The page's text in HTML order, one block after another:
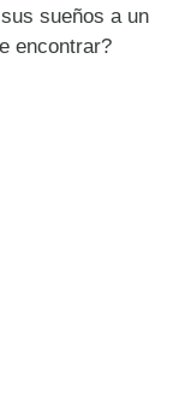
sueños a un
encontrar?